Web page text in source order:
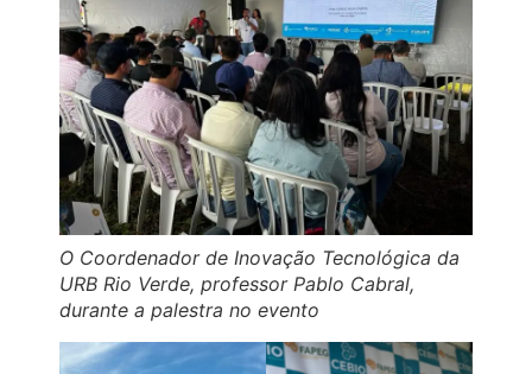
O Coordenador de Inovação Tecnológica da
URB Rio Verde, professor Pablo Cabral,
durante a palestra no evento